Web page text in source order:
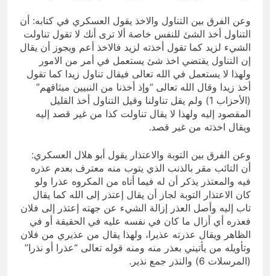
وعن الفرق بين التناول والاخذ يقول العسكري في كتابه: أن
التناول أخذ الشئ للنفس خاصة ألا ترى أنك لا تقول تناولت
الشيء لزيد كما تقول أخذته لزيد فالاخذ أعم ويجوز أن يقال
إن التناول يقتضي اخذ شئ يستعمل في أمر من الامور
ولهذا لا يستعمل في الله تعالى فيقال تناول زيدا كما تقول
أخذ زيدا وقال الله تعالى “وإذ أخذنا من النبيين ميثاقهم”
(الأحزاب 1) ولم يقل تناولنا وقيل التناول أخذ القليل
المقصود إليه ولهذا لا يقال تناولت كذا من غير قصد إليه
ويقال اخذته من غير قصد.
وعن الفرق بين التوبة والاعتذار يقول أبو هلال العسكري:
أن التائب مقر بالذنب الذي يتوب منه معترف بعدم عذره
فيه والمعتذر يذكر أن له فيما أتاه من المكروه عذرا ولو
كان الاعتذار التوبة لجاز أن يقال إعتذر إلى الله كما يقال
تاب إليه وأصل العذر إزالة الشيء عن جهته إعتذر إلى فلان
فعذره أي أزال ما كان في نفسه عليه في الحقيقة أو في
الظاهر ويقال عذرته عذيرا، ولهذا يقال من عذيري من فلان
وتأويله من يأتيني بعذر منه ومنه قوله تعالى “عذرا أو نذرا”
(المرسلات 6) والنذر جمع نذير.